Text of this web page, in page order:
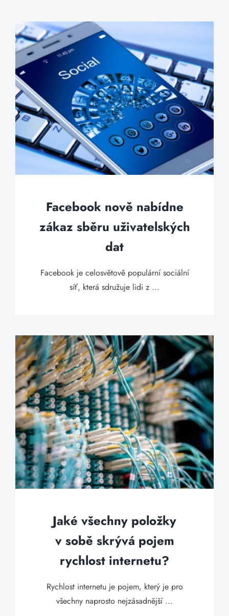
Facebook nově nabídne
zákaz sběru uživatelských
dat
Facebook je celosvětově populární sociální
síť, která sdružuje lidi z ...
Jaké všechny položky
v sobě skrývá pojem
rychlost internetu?
Rychlost internetu je pojem, který je pro
všechny naprosto nejzásadnější ...